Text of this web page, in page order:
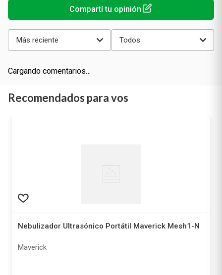
Más reciente Todos
Cargando comentarios…
Recomendados para vos
Nebulizador Ultrasónico Portátil Maverick Mesh1-N
Maverick